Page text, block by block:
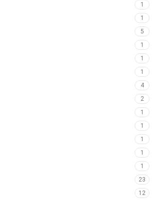
1
1
5
1
1
1
4
2
1
1
1
1
1
23
12